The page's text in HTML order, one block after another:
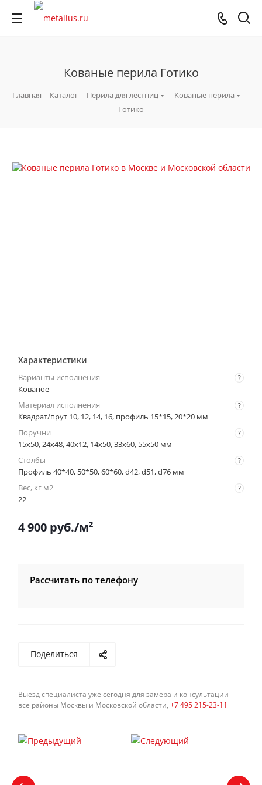
Кованые перила Готико
Главная - Каталог - Перила для лестниц - Кованые перила
-
Готико
Характеристики
?
Варианты исполнения
Кованое
?
Материал исполнения
Квадрат/прут 10, 12, 14, 16, профиль 15*15, 20*20 мм
?
Поручни
15x50, 24x48, 40x12, 14x50, 33x60, 55x50 мм
?
Столбы
Профиль 40*40, 50*50, 60*60, d42, d51, d76 мм
?
Вес, кг м2
22
4 900 руб./м²
Рассчитать по телефону
Поделиться
Выезд специалиста уже сегодня для замера и консультации -
все районы Москвы и Московской области, +7 495 215-23-11